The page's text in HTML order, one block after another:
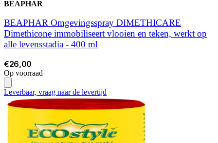
BEAPHAR
BEAPHAR Omgevingsspray DIMETHICARE
Dimethicone immobiliseert vlooien en teken, werkt op
alle levensstadia - 400 ml
€26,00
Op voorraad
Leverbaar, vraag naar de levertijd